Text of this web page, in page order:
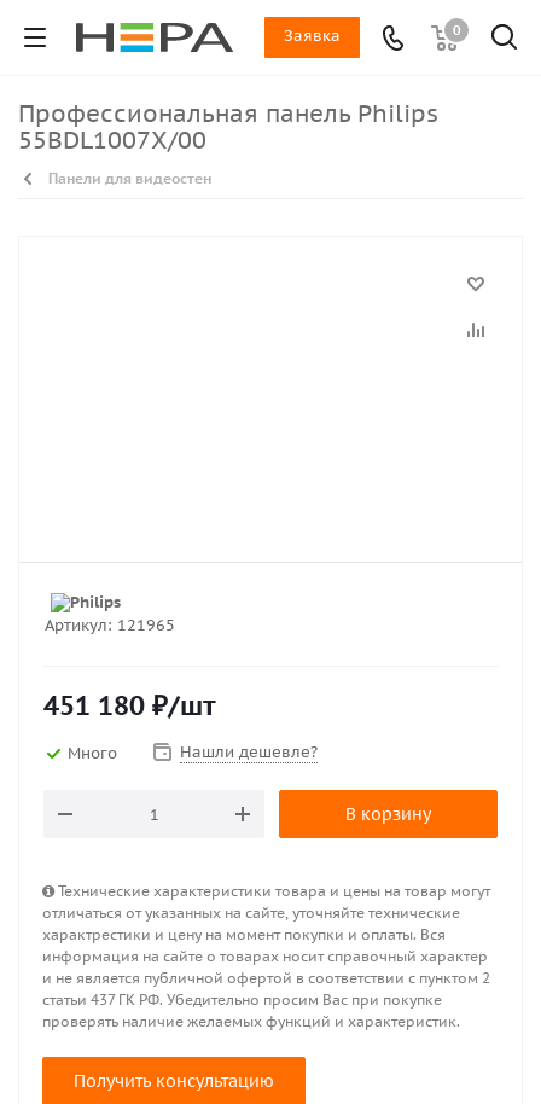
0
Заявка
Профессиональная панель Philips
55BDL1007X/00
Панели для видеостен
Артикул: 121965
451 180 ₽/шт
Много Нашли дешевле?
В корзину
Технические характеристики товара и цены на товар могут
отличаться от указанных на сайте, уточняйте технические
характрестики и цену на момент покупки и оплаты. Вся
информация на сайте о товарах носит справочный характер
и не является публичной офертой в соответствии с пунктом 2
статьи 437 ГК РФ. Убедительно просим Вас при покупке
проверять наличие желаемых функций и характеристик.
Получить консультацию